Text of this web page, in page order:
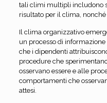
tali climi multipli includono
risultato per il clima,
Il clima organizzativo
un processo di
che i dipendenti
procedure che
osservano essere e alle
comportamenti che
attesi.